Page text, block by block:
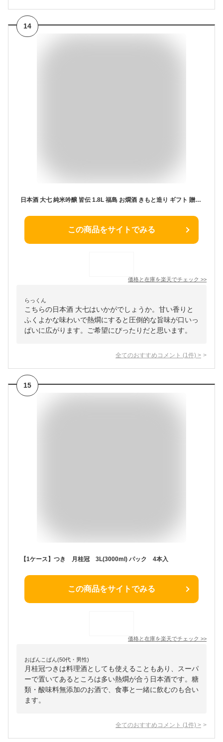
14
日本酒 大七 純米吟醸 皆伝 1.8L 福島 お燗酒 きもと造り ギフト 贈り物 プレゼント お酒 家飲み 旬食福来
この商品をサイトでみる
価格と在庫を楽天でチェック >>
らっくん
こちらの日本酒 大七はいかがでしょうか。甘い香りと
ふくよかな味わいで熱燗にすると圧倒的な旨味が口いっ
ぱいに広がります。ご希望にぴったりだと思います。
全てのおすすめコメント (1 件) >
15
【1ケース】つき 月桂冠 3L(3000ml) パック 4本入
この商品をサイトでみる
価格と在庫を楽天でチェック >>
おぱんこぱん(50代・男性)
月桂冠つきは料理酒としても使えることもあり、スーパ
ーで置いてあるところは多い熱燗が合う日本酒です。糖
類・酸味料無添加のお酒で、食事と一緒に飲むのも合い
ます。
全てのおすすめコメント (1 件) >